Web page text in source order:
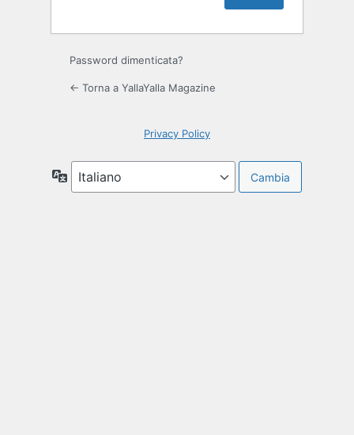
Password dimenticata?
← Torna a YallaYalla Magazine
Privacy Policy
Lingua